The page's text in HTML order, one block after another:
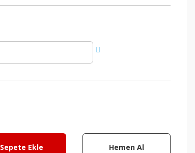
Sepete Ekle Hemen Al